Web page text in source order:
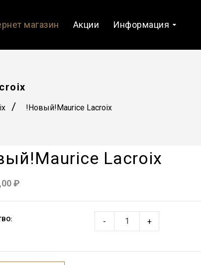
магазин Акции Информация
/ !Новый!Maurice Lacroix
Lacroix
₽
- +